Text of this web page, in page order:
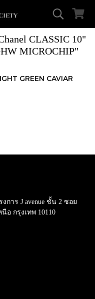
CLASSIC 10"
MICROCHIP"
GREEN CAVIAR
งการ J avenue ชั้น 2 ซอย
อ กรุงเทพ 10110